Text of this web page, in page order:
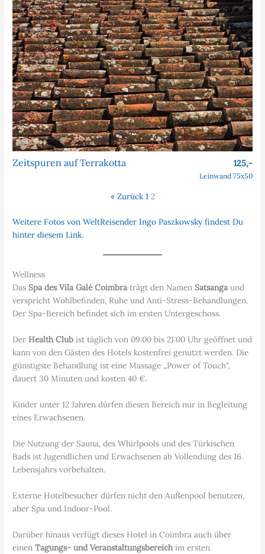
Zeitspuren auf Terrakotta 125,-
Leinwand 75x50
« Zurück 1 2
Weitere Fotos von WeltReisender Ingo Paszkowsky findest Du
hinter diesem Link.
Wellness
Das Spa des Vila Galé Coimbraträgt den Namen Satsangaund
verspricht Wohlbefinden, Ruhe und Anti-Stress-Behandlungen.
Der Spa-Bereich befindet sich im ersten Untergeschoss.
DerHealth Club ist täglich von 09:00 bis 21:00 Uhr geöffnet und
kann von den Gästen des Hotels kostenfrei genutzt werden. Die
günstigste Behandlung ist eine Massage „Power of Touch“,
dauert 30 Minuten und kosten 40 €.
Kinder unter 12 Jahren dürfen diesen Bereich nur in Begleitung
eines Erwachsenen.
Die Nutzung der Sauna, des Whirlpools und des Türkischen
Bads ist Jugendlichen und Erwachsenen ab Vollendung des 16.
Lebensjahrs vorbehalten.
Externe Hotelbesucher dürfen nicht den Außenpool benutzen,
aber Spa und Indoor-Pool.
Darüber hinaus verfügt dieses Hotel in Coimbra auch über
einenTagungs- und Veranstaltungsbereichim ersten